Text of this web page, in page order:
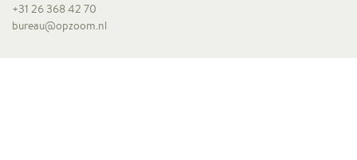
+31 26 368 42 70
bureau@opzoom.nl